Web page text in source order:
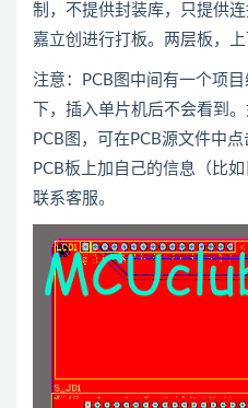
制，不提供封装库，只提供
嘉立创进行打板。两层板，上
注意：PCB图中间有一个项
下，插入单片机后不会看到
PCB图，可在PCB源文件中
PCB板上加自己的信息（比
联系客服。